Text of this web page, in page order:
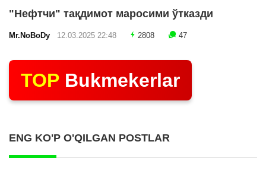
"Нефтчи" тақдимот маросими ўтказди
Mr.NoBoDy 12.03.2025 22:48 2808 47
TOP Bukmekerlar
ENG KO'P O'QILGAN POSTLAR